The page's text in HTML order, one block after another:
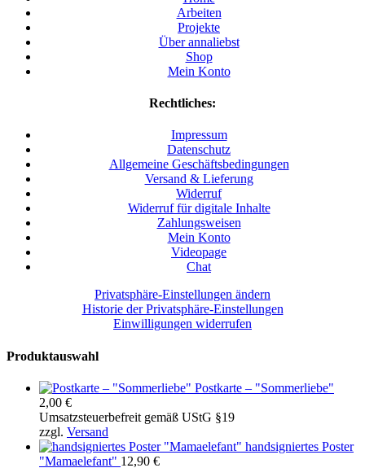
Arbeiten
Projekte
Über annaliebst
Shop
Mein Konto
Rechtliches:
Impressum
Datenschutz
Allgemeine Geschäftsbedingungen
Versand & Lieferung
Widerruf
Widerruf für digitale Inhalte
Zahlungsweisen
Mein Konto
Videopage
Chat
Privatsphäre-Einstellungen ändern
Historie der Privatsphäre-Einstellungen
Einwilligungen widerrufen
Produktauswahl
Postkarte – "Sommerliebe"
2,00 €
Umsatzsteuerbefreit gemäß UStG §19
zzgl. Versand
handsigniertes Poster
"Mamaelefant" 12,90 €